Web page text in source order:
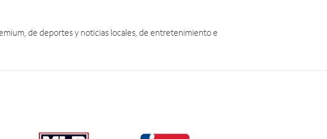
de deportes y noticias locales, de entretenimiento e